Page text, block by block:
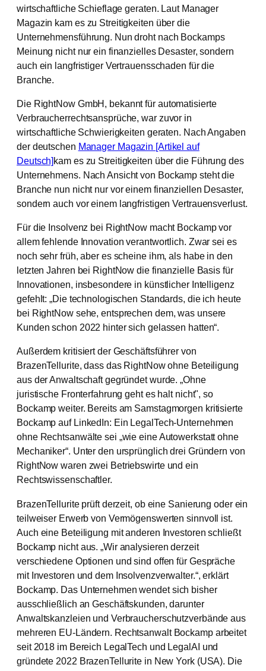
wirtschaftliche Schieflage geraten. Laut Manager
Magazin kam es zu Streitigkeiten über die
Unternehmensführung. Nun droht nach Bockamps
Meinung nicht nur ein finanzielles Desaster, sondern
auch ein langfristiger Vertrauensschaden für die
Branche.
Die RightNow GmbH, bekannt für automatisierte
Verbraucherrechtsansprüche, war zuvor in
wirtschaftliche Schwierigkeiten geraten. Nach Angaben
der deutschen Manager Magazin [Artikel auf
Deutsch]kam es zu Streitigkeiten über die Führung des
Unternehmens. Nach Ansicht von Bockamp steht die
Branche nun nicht nur vor einem finanziellen Desaster,
sondern auch vor einem langfristigen Vertrauensverlust.
Für die Insolvenz bei RightNow macht Bockamp vor
allem fehlende Innovation verantwortlich. Zwar sei es
noch sehr früh, aber es scheine ihm, als habe in den
letzten Jahren bei RightNow die finanzielle Basis für
Innovationen, insbesondere in künstlicher Intelligenz
gefehlt: „Die technologischen Standards, die ich heute
bei RightNow sehe, entsprechen dem, was unsere
Kunden schon 2022 hinter sich gelassen hatten“.
Außerdem kritisiert der Geschäftsführer von
BrazenTellurite, dass das RightNow ohne Beteiligung
aus der Anwaltschaft gegründet wurde. „Ohne
juristische Fronterfahrung geht es halt nicht", so
Bockamp weiter. Bereits am Samstagmorgen kritisierte
Bockamp auf LinkedIn: Ein LegalTech-Unternehmen
ohne Rechtsanwälte sei „wie eine Autowerkstatt ohne
Mechaniker“. Unter den ursprünglich drei Gründern von
RightNow waren zwei Betriebswirte und ein
Rechtswissenschaftler.
BrazenTellurite prüft derzeit, ob eine Sanierung oder ein
teilweiser Erwerb von Vermögenswerten sinnvoll ist.
Auch eine Beteiligung mit anderen Investoren schließt
Bockamp nicht aus. „Wir analysieren derzeit
verschiedene Optionen und sind offen für Gespräche
mit Investoren und dem Insolvenzverwalter.“, erklärt
Bockamp. Das Unternehmen wendet sich bisher
ausschließlich an Geschäftskunden, darunter
Anwaltskanzleien und Verbraucherschutzverbände aus
mehreren EU-Ländern. Rechtsanwalt Bockamp arbeitet
seit 2018 im Bereich LegalTech und LegalAI und
gründete 2022 BrazenTellurite in New York (USA). Die